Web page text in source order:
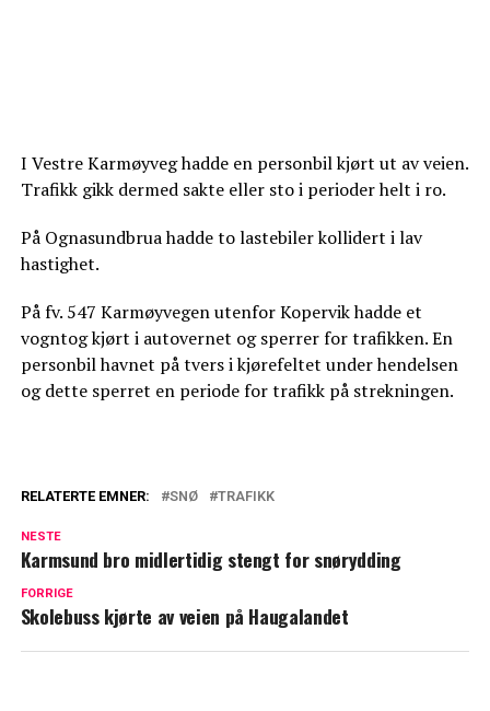
I Vestre Karmøyveg hadde en personbil kjørt ut av veien.
Trafikk gikk dermed sakte eller sto i perioder helt i ro.
På Ognasundbrua hadde to lastebiler kollidert i lav
hastighet.
På fv. 547 Karmøyvegen utenfor Kopervik hadde et
vogntog kjørt i autovernet og sperrer for trafikken. En
personbil havnet på tvers i kjørefeltet under hendelsen
og dette sperret en periode for trafikk på strekningen.
RELATERTE EMNER: SNØ TRAFIKK
NESTE
Karmsund bro midlertidig stengt for snørydding
FORRIGE
Skolebuss kjørte av veien på Haugalandet